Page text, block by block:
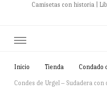
Camisetas con historia |
Inicio Tienda Condado
Condes de Urgel – Sudadera con